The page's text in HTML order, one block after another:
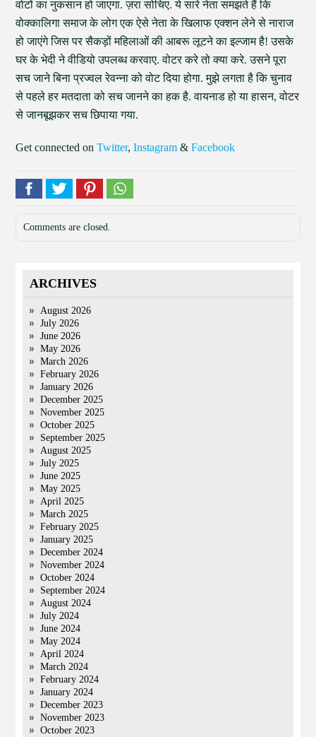
वोटों का नुकसान हो जाएगा. ज़रा सोचिए. ये सारे नेता समझते हैं कि
वोक्कालिगा समाज के लोग एक ऐसे नेता के खिलाफ एक्शन लेने से नाराज
हो जाएंगे जिस पर सैकड़ों महिलाओं की आबरू लूटने का इल्जाम है! उसके
घर के भेदी ने वीडियो उपलब्ध करवाए. वोटर करे तो क्या करे. उसने पूरा
सच जाने बिना प्रज्वल रेवन्ना को वोट दिया होगा. मुझे लगता है कि चुनाव
से पहले हर मतदाता को सच जानने का हक है. वायनाड हो या हासन, वोटर
से जानबूझकर सच छिपाया गया.
Get connected onTwitter,Instagram &Facebook
Comments are closed.
ARCHIVES
August 2026
July 2026
June 2026
May 2026
March 2026
February 2026
January 2026
December 2025
November 2025
October 2025
September 2025
August 2025
July 2025
June 2025
May 2025
April 2025
March 2025
February 2025
January 2025
December 2024
November 2024
October 2024
September 2024
August 2024
July 2024
June 2024
May 2024
April 2024
March 2024
February 2024
January 2024
December 2023
November 2023
October 2023